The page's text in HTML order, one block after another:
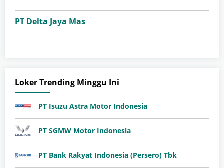
PT Delta Jaya Mas
Loker Trending Minggu Ini
PT Isuzu Astra Motor Indonesia
PT SGMW Motor Indonesia
PT Bank Rakyat Indonesia (Persero) Tbk